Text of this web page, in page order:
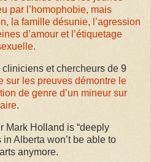
par l’homophobie, mais
la famille désunie, l’agression
d’amour et l’étiquetage
et chercheurs de 9
sur les preuves démontre le
de genre d’un mineur sur
.
Mark Holland is “deeply
Alberta won’t be able to
anymore.